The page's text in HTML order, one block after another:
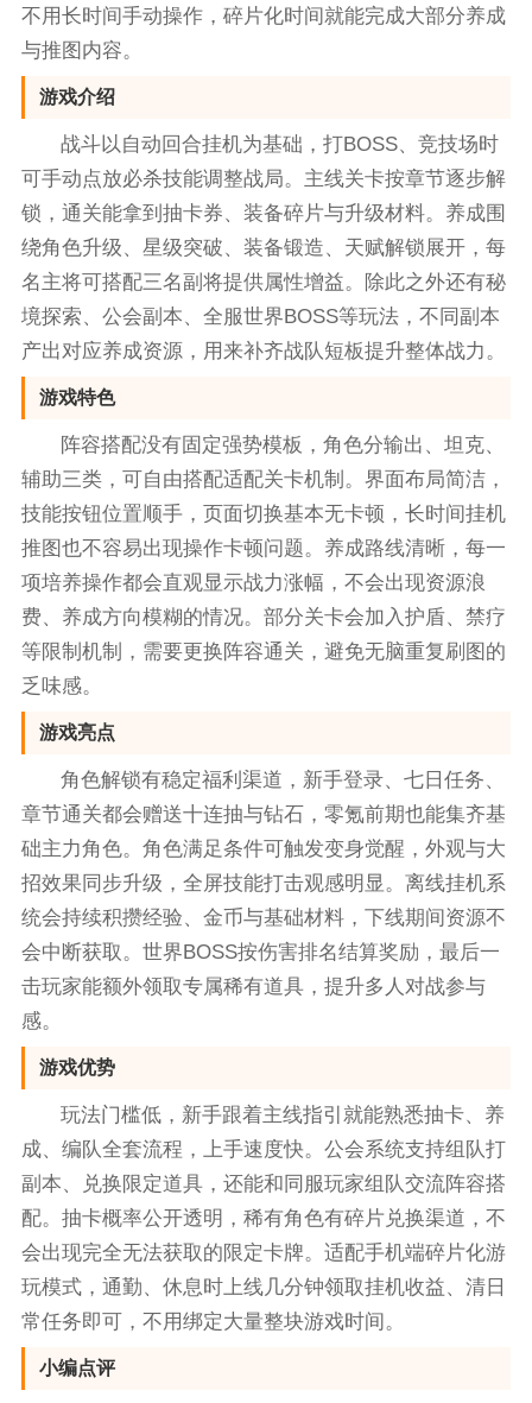
不用长时间手动操作，碎片化时间就能完成大部分养成
与推图内容。
游戏介绍
战斗以自动回合挂机为基础，打BOSS、竞技场时
可手动点放必杀技能调整战局。主线关卡按章节逐步解
锁，通关能拿到抽卡券、装备碎片与升级材料。养成围
绕角色升级、星级突破、装备锻造、天赋解锁展开，每
名主将可搭配三名副将提供属性增益。除此之外还有秘
境探索、公会副本、全服世界BOSS等玩法，不同副本
产出对应养成资源，用来补齐战队短板提升整体战力。
游戏特色
阵容搭配没有固定强势模板，角色分输出、坦克、
辅助三类，可自由搭配适配关卡机制。界面布局简洁，
技能按钮位置顺手，页面切换基本无卡顿，长时间挂机
推图也不容易出现操作卡顿问题。养成路线清晰，每一
项培养操作都会直观显示战力涨幅，不会出现资源浪
费、养成方向模糊的情况。部分关卡会加入护盾、禁疗
等限制机制，需要更换阵容通关，避免无脑重复刷图的
乏味感。
游戏亮点
角色解锁有稳定福利渠道，新手登录、七日任务、
章节通关都会赠送十连抽与钻石，零氪前期也能集齐基
础主力角色。角色满足条件可触发变身觉醒，外观与大
招效果同步升级，全屏技能打击观感明显。离线挂机系
统会持续积攒经验、金币与基础材料，下线期间资源不
会中断获取。世界BOSS按伤害排名结算奖励，最后一
击玩家能额外领取专属稀有道具，提升多人对战参与
感。
游戏优势
玩法门槛低，新手跟着主线指引就能熟悉抽卡、养
成、编队全套流程，上手速度快。公会系统支持组队打
副本、兑换限定道具，还能和同服玩家组队交流阵容搭
配。抽卡概率公开透明，稀有角色有碎片兑换渠道，不
会出现完全无法获取的限定卡牌。适配手机端碎片化游
玩模式，通勤、休息时上线几分钟领取挂机收益、清日
常任务即可，不用绑定大量整块游戏时间。
小编点评